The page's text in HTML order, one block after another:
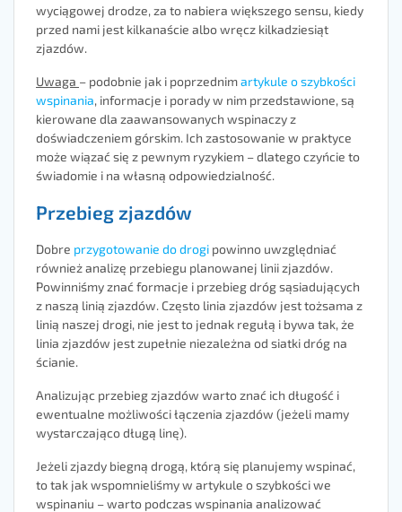
wyciągowej drodze, za to nabiera większego sensu, kiedy
przed nami jest kilkanaście albo wręcz kilkadziesiąt
zjazdów.
Uwaga – podobnie jak i poprzednimartykule o szybkości
wspinania, informacje i porady w nim przedstawione, są
kierowane dla zaawansowanych wspinaczy z
doświadczeniem górskim. Ich zastosowanie w praktyce
może wiązać się z pewnym ryzykiem – dlatego czyńcie to
świadomie i na własną odpowiedzialność.
Przebieg zjazdów
Dobre przygotowanie do drogi powinno uwzględniać
również analizę przebiegu planowanej linii zjazdów.
Powinniśmy znać formacje i przebieg dróg sąsiadujących
z naszą linią zjazdów. Często linia zjazdów jest tożsama z
linią naszej drogi, nie jest to jednak regułą i bywa tak, że
linia zjazdów jest zupełnie niezależna od siatki dróg na
ścianie.
Analizując przebieg zjazdów warto znać ich długość i
ewentualne możliwości łączenia zjazdów (jeżeli mamy
wystarczająco długą linę).
Jeżeli zjazdy biegną drogą, którą się planujemy wspinać,
to tak jak wspomnieliśmy w artykule o szybkości we
wspinaniu – warto podczas wspinania analizować